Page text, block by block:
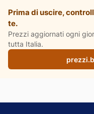
Prima di uscire,
te.
Prezzi aggiornati ogni
tutta Italia.